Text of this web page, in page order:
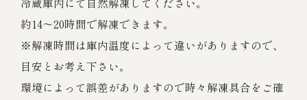
約14～20時間で解凍できます。
※解凍時間は庫内温度によって違いがありますので、
目安とお考え下さい。
環境によって誤差がありますので時々解凍具合をご確